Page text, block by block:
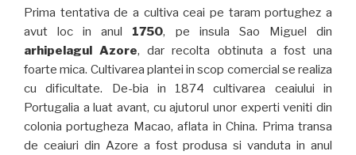
Prima tentativa de a cultiva ceai pe taram portughez a
avut loc in anul 1750, pe insula Sao Miguel din
arhipelagul Azore, dar recolta obtinuta a fost una
foarte mica. Cultivarea plantei in scop comercial se realiza
cu dificultate. De-bia in 1874 cultivarea ceaiului in
Portugalia a luat avant, cu ajutorul unor experti veniti din
colonia portugheza Macao, aflata in China. Prima transa
de ceaiuri din Azore a fost produsa si vanduta in anul